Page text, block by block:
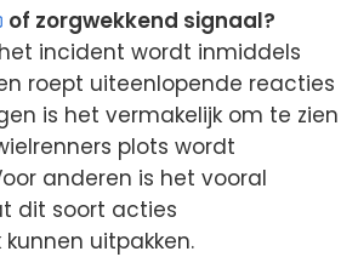
of zorgwekkend signaal?
incident wordt inmiddels
roept uiteenlopende reacties
is het vermakelijk om te zien
plots wordt
anderen is het vooral
dit soort acties
uitpakken.